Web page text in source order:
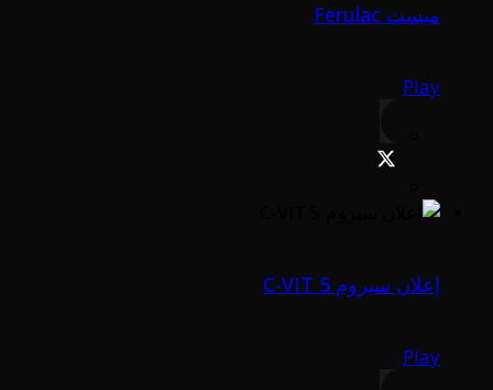
ميست Ferulac
Play
إعلان سيروم C-VIT 5
Play